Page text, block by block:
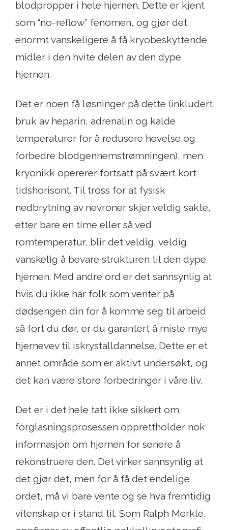
blodpropper i hele hjernen. Dette er kjent
som “no-reflow” fenomen, og gjør det
enormt vanskeligere å få kryobeskyttende
midler i den hvite delen av den dype
hjernen.
Det er noen få løsninger på dette (inkludert
bruk av heparin, adrenalin og kalde
temperaturer for å redusere hevelse og
forbedre blodgennemstrømningen), men
kryonikk opererer fortsatt på svært kort
tidshorisont. Til tross for at fysisk
nedbrytning av nevroner skjer veldig sakte,
etter bare en time eller så ved
romtemperatur, blir det veldig, veldig
vanskelig å bevare strukturen til den dype
hjernen. Med andre ord er det sannsynlig at
hvis du ikke har folk som venter på
dødsengen din for å komme seg til arbeid
så fort du dør, er du garantert å miste mye
hjernevev til iskrystalldannelse. Dette er et
annet område som er aktivt undersøkt, og
det kan være store forbedringer i våre liv.
Det er i det hele tatt ikke sikkert om
forglasningsprosessen opprettholder nok
informasjon om hjernen for senere å
rekonstruere den. Det virker sannsynlig at
det gjør det, men for å få det endelige
ordet, må vi bare vente og se hva fremtidig
vitenskap er i stand til. Som Ralph Merkle,